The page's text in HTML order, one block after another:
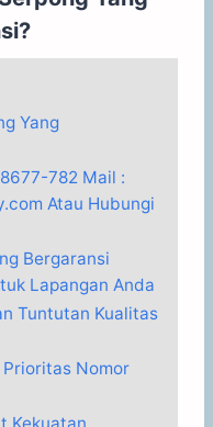
Yang
782 Mail :
Atau Hubungi
Bergaransi
Lapangan Anda
Tuntutan Kualitas
Prioritas Nomor